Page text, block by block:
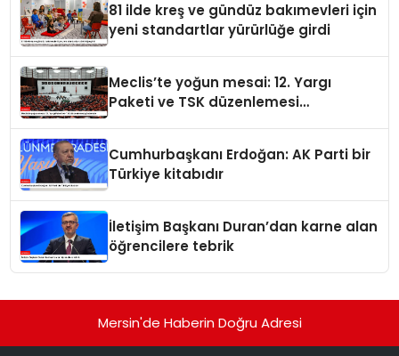
81 ilde kreş ve gündüz bakımevleri için
yeni standartlar yürürlüğe girdi
Meclis’te yoğun mesai: 12. Yargı
Paketi ve TSK düzenlemesi
Cumhurbaşkanı Erdoğan: AK Parti bir
Türkiye kitabıdır
İletişim Başkanı Duran’dan karne alan
öğrencilere tebrik
Mersin'de Haberin Doğru Adresi